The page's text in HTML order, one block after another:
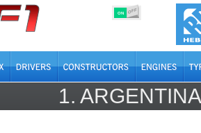
ON OFF
1. ARGENTINA